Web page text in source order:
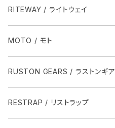
RITEWAY / ライトウェイ
MOTO / モト
RUSTON GEARS / ラストンギア
RESTRAP / リストラップ